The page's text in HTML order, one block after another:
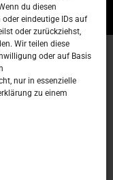
du diesen
eindeutige IDs auf
oder zurückziehst,
Wir teilen diese
oder auf Basis
nur in essenzielle
zu einem